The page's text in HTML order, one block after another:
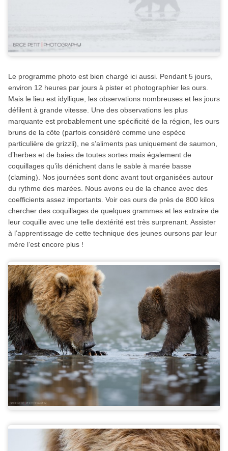
Le programme photo est bien chargé ici aussi. Pendant 5 jours,
environ 12 heures par jours à pister et photographier les ours.
Mais le lieu est idyllique, les observations nombreuses et les jours
défilent à grande vitesse. Une des observations les plus
marquante est probablement une spécificité de la région, les ours
bruns de la côte (parfois considéré comme une espèce
particulière de grizzli), ne s’aliments pas uniquement de saumon,
d’herbes et de baies de toutes sortes mais également de
coquillages qu’ils dénichent dans le sable à marée basse
(claming). Nos journées sont donc avant tout organisées autour
du rythme des marées. Nous avons eu de la chance avec des
coefficients assez importants. Voir ces ours de près de 800 kilos
chercher des coquillages de quelques grammes et les extraire de
leur coquille avec une telle dextérité est très surprenant. Assister
à l’apprentissage de cette technique des jeunes oursons par leur
mère l’est encore plus !